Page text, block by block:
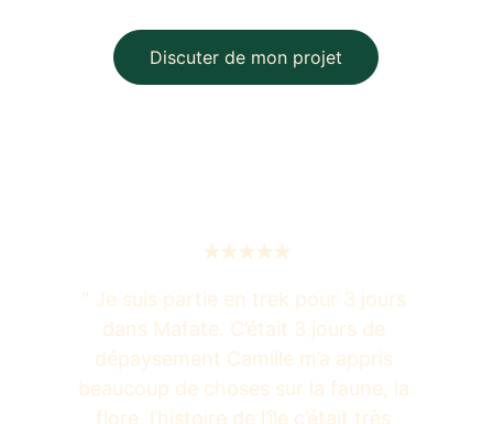
Discuter de mon projet
" Je suis partie en trek pour 3 jours
dans Mafate. C’était 3 jours de
dépaysement Camille m’a appris
beaucoup de choses sur la faune, la
flore, l’histoire de l’île c’était très
★★★★★